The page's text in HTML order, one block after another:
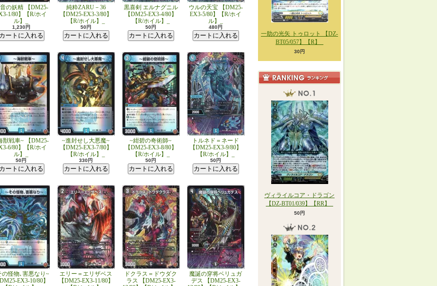
の妖精 【DM25-
1/80】【R/ホイ
ル】_
1,230円
純粋ZARU－36
【DM25-EX3-3/80】
【R/ホイル】_
50円
黒喜剣 エルナグニル
【DM25-EX3-4/80】
【R/ホイル】_
50円
ウルの天宝 【DM25-
EX3-5/80】【R/ホイ
ル】_
480円
獣戦車~ 【DM25-
6/80】【R/ホイ
ル】_
50円
~進封せし大悪魔~
【DM25-EX3-7/80】
【R/ホイル】_
330円
~紺碧の奇術師~
【DM25-EX3-8/80】
【R/ホイル】_
50円
トルネド＝ネード
【DM25-EX3-9/80】
【R/ホイル】_
50円
の怪物､害悪なり~
EX3-10/80】
エリー＝エリザベス
【DM25-EX3-11/80】
ドクラス＝ドウダク
ラス 【DM25-EX3-
魔誕の穿将ベリュガ
デス 【DM25-EX3-
一助の光矢 トゥロット 【DZ-
BT05/057】【R】_
30円
ヴィライルコア・ドラゴン
【DZ-BT01/039】【RR】_
50円